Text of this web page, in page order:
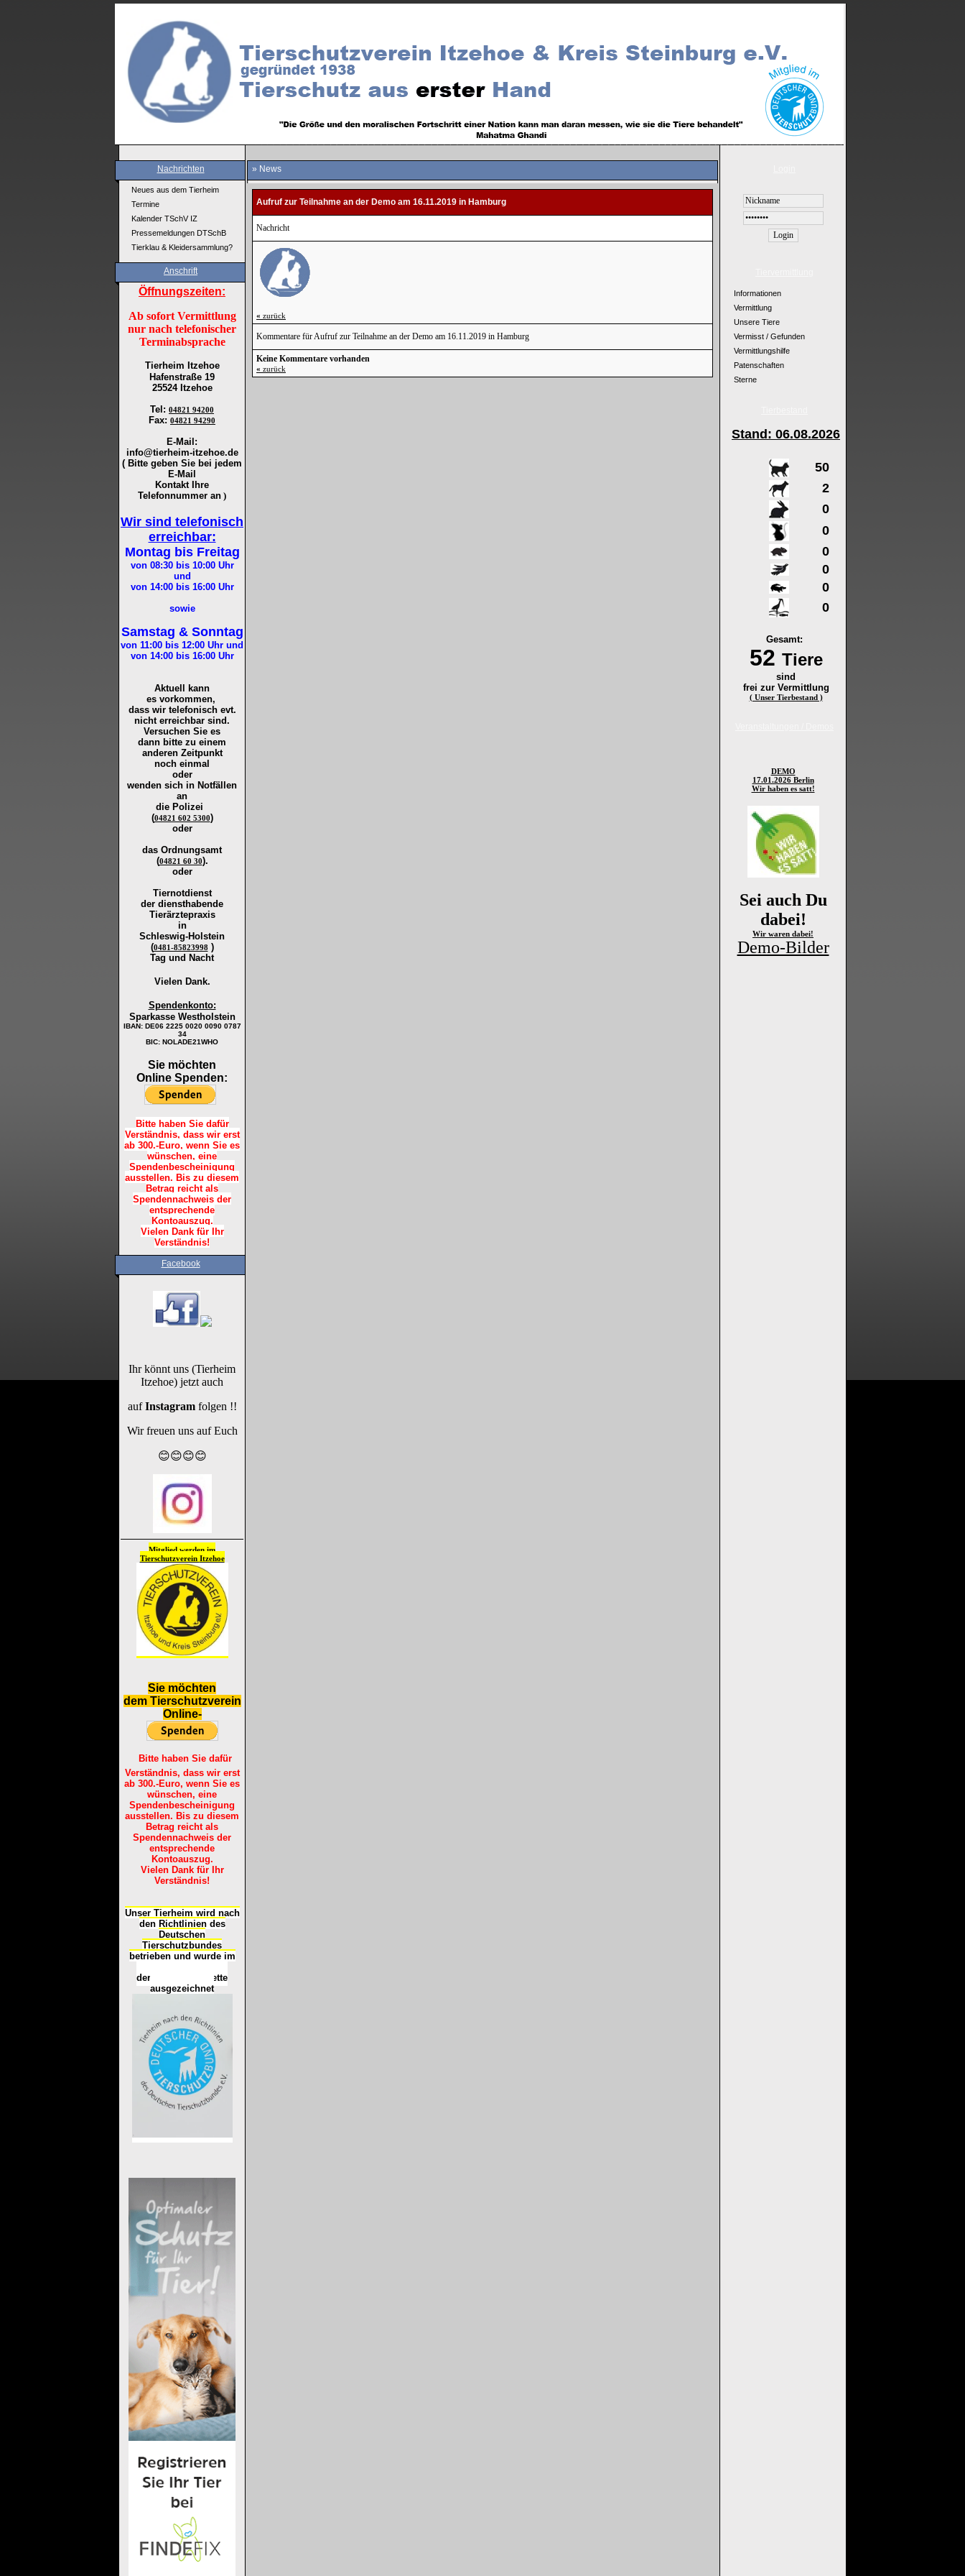
Nachrichten
Neues aus dem Tierheim
Termine
Kalender TSchV IZ
Pressemeldungen DTSchB
Tierklau & Kleidersammlung?
Anschrift
Öffnungszeiten:
Ab sofort Vermittlung
nur nach telefonischer
Terminabsprache
Tierheim Itzehoe
Hafenstraße 19
25524 Itzehoe
Tel : 04821 94200
Fax: 04821 94290
E-Mail:
info@tierheim-itzehoe.de
( Bitte geben Sie bei jedem
E-Mail
Kontakt Ihre
Telefonnummer an )
Wir sind telefonisch
erreichbar:
Montag bis Freitag
von 08:30 bis 10:00Uhr
und
von 14:00 bis 16:00Uhr
sowie
Samstag & Sonntag
von 11:00 bis 12:00 Uhr und
von 14:00 bis 16:00Uhr
Aktuell kann
es vorkommen,
dass wir telefonisch evt.
nicht erreichbar sind.
Versuchen Sie es
dann bitte zu einem
anderen Zeitpunkt
noch einmal
oder
wenden sich in Notfällen
an
die Polizei
(04821 602 5300)
oder
das Ordnungsamt
(04821 60 30).
oder
Tiernotdienst
der diensthabende
Tierärztepraxis
in
Schleswig-Holstein
(0481-85823998 )
Tag und Nacht
Vielen Dank.
Spendenkonto:
Sparkasse Westholstein
IBAN: DE06 2225 0020 0090 0787
34
BIC: NOLADE21WHO
Sie möchten
Online Spenden:
Bitte haben Sie dafür
Verständnis, dass wir erst
ab 300.-Euro, wenn Sie es
wünschen, eine
Spendenbescheinigung
ausstellen. Bis zu diesem
Betrag reicht als
Spendennachweis der
entsprechende
Kontoauszug.
Vielen Dank für Ihr
Verständnis!
Facebook
Ihr könnt uns (Tierheim
Itzehoe) jetzt auch
aufInstagramfolgen !!
Wir freuen uns auf Euch
😊😊😊😊
Mitglied werden im
Tierschutzverein Itzehoe
Sie möchten
dem Tierschutzverein
Online-
Bitte haben Sie dafür
Verständnis, dass wir erst
ab 300.-Euro, wenn Sie es
wünschen, eine
Spendenbescheinigung
ausstellen. Bis zu diesem
Betrag reicht als
Spendennachweis der
entsprechende
Kontoauszug.
Vielen Dank für Ihr
Verständnis!
Unser Tierheim wird nach
den Richtlinien des
Deutschen
Tierschutzbundes
betrieben und wurde im
der
Tierheimplakette
ausgezeichnet
» News
Aufruf zur Teilnahme an der Demo am 16.11.2019 in Hamburg
Nachricht
« zurück
Kommentare für Aufruf zur Teilnahme an der Demo am 16.11.2019 in Hamburg
Keine Kommentare vorhanden
« zurück
Informationen
Vermittlung
Unsere Tiere
Vermisst / Gefunden
Vermittlungshilfe
Patenschaften
Sterne
Stand: 06.08.2026
50
2
0
0
0
0
0
0
Gesamt:
52 Tiere
sind
frei zur Vermittlung
( Unser Tierbestand )
DEMO
17.01.2026 Berlin
Wir haben es satt!
Sei auch Du
dabei!
Wir waren dabei!
Demo-Bilder